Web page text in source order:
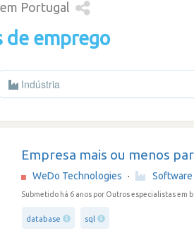
Portugal
de emprego
Indústria
Empresa mais ou menos
WeDo Technologies ·
Submetido há 6 anos por Outros especialistas em
database sql